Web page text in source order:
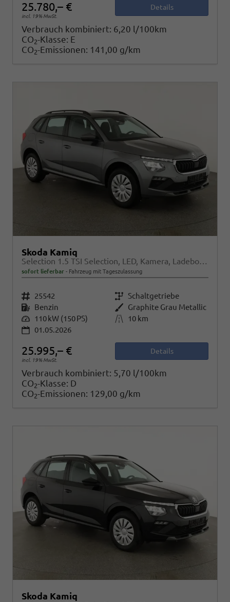
25.780,– €
incl. 19% MwSt.
Details
Verbrauch kombiniert: 6,20 l/100km
CO2-Klasse: E
CO2-Emissionen: 141,00 g/km
Skoda Kamiq
Selection 1.5 TSI Selection, LED, Kamera, Ladeboden, Winter
sofort lieferbar Fahrzeug mit Tageszulassung
Fahrzeugnr. 25542 Getriebe Schaltgetriebe
Kraftstoff Benzin Außenfarbe Graphite Grau Metallic
Leistung 110 kW (150 PS) Kilometerstand
10 km
01.05.2026
25.995,– €
incl. 19% MwSt.
Details
Verbrauch kombiniert: 5,70 l/100km
CO2-Klasse: D
CO2-Emissionen: 129,00 g/km
Skoda Kamiq